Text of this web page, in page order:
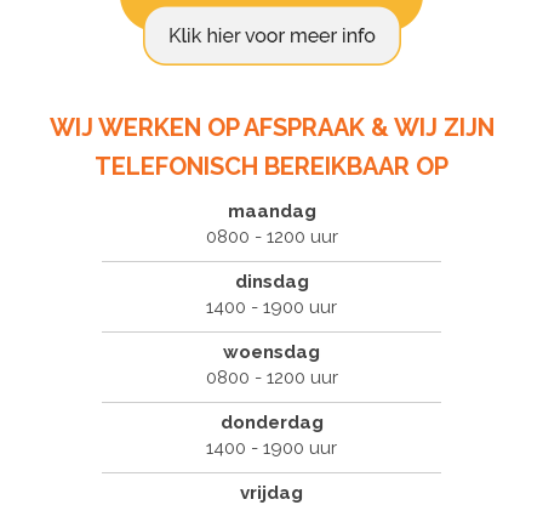
WIJ WERKEN OP AFSPRAAK & WIJ ZIJN
TELEFONISCH BEREIKBAAR OP
maandag
0800 - 1200 uur
dinsdag
1400 - 1900 uur
woensdag
0800 - 1200 uur
donderdag
1400 - 1900 uur
vrijdag